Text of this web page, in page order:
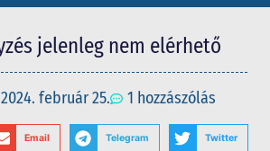
jelenleg nem elérhető
2024. február 25. 1 hozzászólás
Email Telegram Twitter